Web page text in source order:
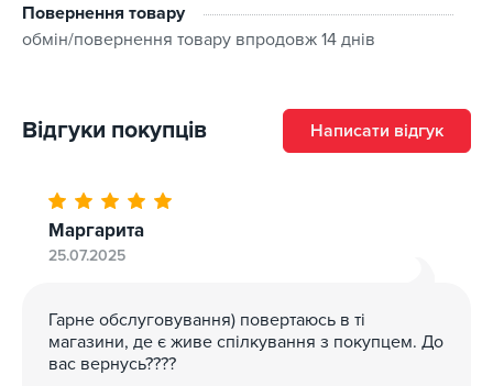
Силова розетка 32А 1Ф
Захисна накидка для зарядного штекера
Повернення товару
обмін/повернення товару впродовж 14 днів
Відгуки покупців Написати відгук
Маргарита
25.07.2025
Гарне обслуговування) повертаюсь в ті
магазини, де є живе спілкування з покупцем. До
вас вернусь????